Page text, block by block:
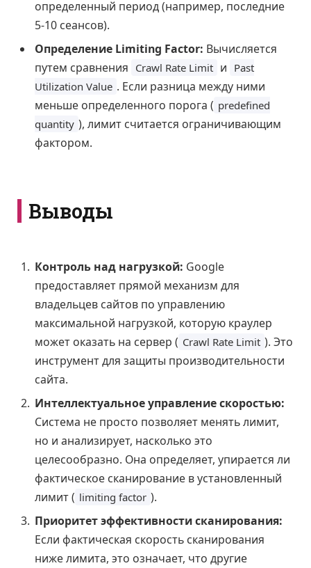
определенный период (например, последние
5-10 сеансов).
Определение Limiting Factor: Вычисляется
путем сравнения Crawl Rate Limit и Past
Utilization Value . Если разница между ними
меньше определенного порога ( predefined
quantity ), лимит считается ограничивающим
фактором.
Выводы
Контроль над нагрузкой: Google
предоставляет прямой механизм для
владельцев сайтов по управлению
максимальной нагрузкой, которую краулер
может оказать на сервер ( Crawl Rate Limit ). Это
инструмент для защиты производительности
сайта.
Интеллектуальное управление скоростью:
Система не просто позволяет менять лимит,
но и анализирует, насколько это
целесообразно. Она определяет, упирается ли
фактическое сканирование в установленный
лимит ( limiting factor ).
Приоритет эффективности сканирования:
Если фактическая скорость сканирования
ниже лимита, это означает, что другие